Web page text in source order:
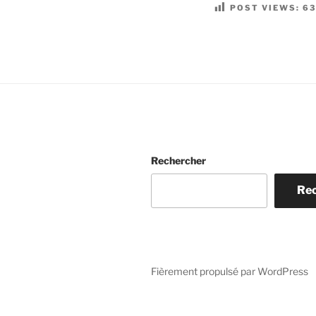
POST VIEWS:
Rechercher
Fièrement propulsé par WordPress